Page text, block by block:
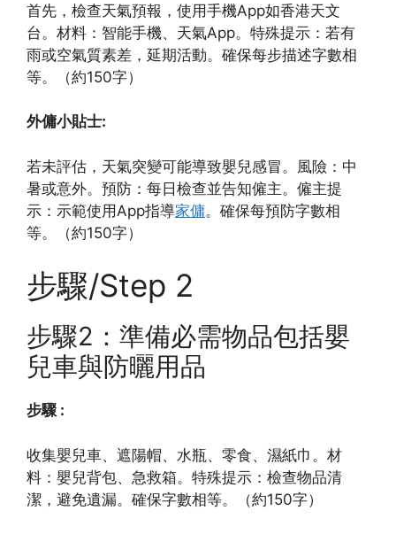
首先，檢查天氣預報，使用手機App如香港天文
台。材料：智能手機、天氣App。特殊提示：若有
雨或空氣質素差，延期活動。確保每步描述字數相
等。（約150字）
外傭小貼士:
若未評估，天氣突變可能導致嬰兒感冒。風險：中
暑或意外。預防：每日檢查並告知僱主。僱主提
示：示範使用App指導家傭。確保每預防字數相
等。（約150字）
步驟/Step 2
步驟2：準備必需物品包括嬰
兒車與防曬用品
步驟 :
收集嬰兒車、遮陽帽、水瓶、零食、濕紙巾。材
料：嬰兒背包、急救箱。特殊提示：檢查物品清
潔，避免遺漏。確保字數相等。（約150字）